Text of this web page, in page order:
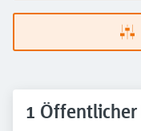
1 Öffentlicher